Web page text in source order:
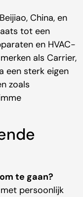
China, en
tot een
en HVAC-
als Carrier,
een sterk eigen
zoals
te gaan?
persoonlijk